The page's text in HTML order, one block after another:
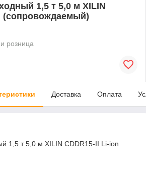
1,5 т 5,0 м XILIN
(сопровождаемый)
розница
Доставка Оплата
1,5 т 5,0 м XILIN CDDR15-II Li-ion